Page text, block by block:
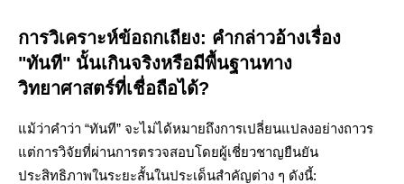
การวิเคราะห์ข้อถกเถียง: คำกล่าวอ้างเรื่อง
"ทันที" นั้นเกินจริงหรือมีพื้นฐานทาง
วิทยาศาสตร์ที่เชื่อถือได้?
แม้ว่าคำว่า “ทันที” จะไม่ได้หมายถึงการเปลี่ยนแปลงอย่างถาวร
แต่การวิจัยที่ผ่านการตรวจสอบโดยผู้เชี่ยวชาญยืนยัน
ประสิทธิภาพในระยะสั้นในประเด็นสำคัญต่าง ๆ ดังนี้: